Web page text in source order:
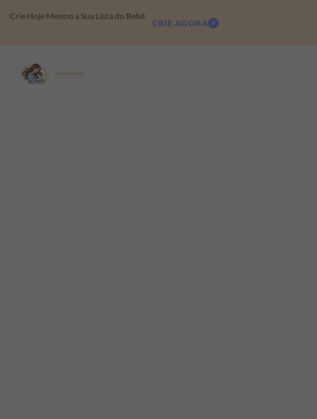
Crie Hoje Mesmo a Sua Lista do Bebê
CRIE AGORA